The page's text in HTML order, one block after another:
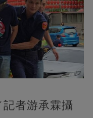
者游承霖攝